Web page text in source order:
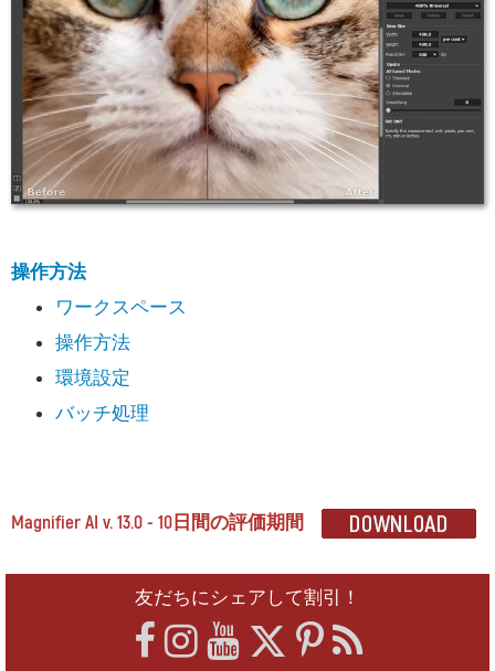
操作方法
ワークスペース
操作方法
環境設定
バッチ処理
Magnifier AI v. 13.0 - 10日間の評価期間
友だちにシェアして割引！